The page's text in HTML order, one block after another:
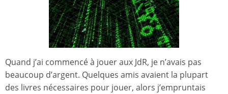
Quand j’ai commencé à jouer aux JdR, je n’avais pas
beaucoup d’argent. Quelques amis avaient la plupart
des livres nécessaires pour jouer, alors j’empruntais